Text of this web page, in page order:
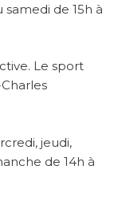
samedi de 15h à
Le sport
jeudi,
de 14h à